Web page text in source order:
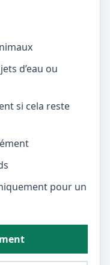
d’eau ou
si cela reste
pour un